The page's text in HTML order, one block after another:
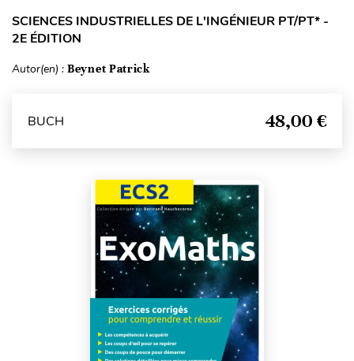
SCIENCES INDUSTRIELLES DE L'INGÉNIEUR PT/PT* -
2E ÉDITION
Autor(en) : Beynet Patrick
BUCH 48,00 €